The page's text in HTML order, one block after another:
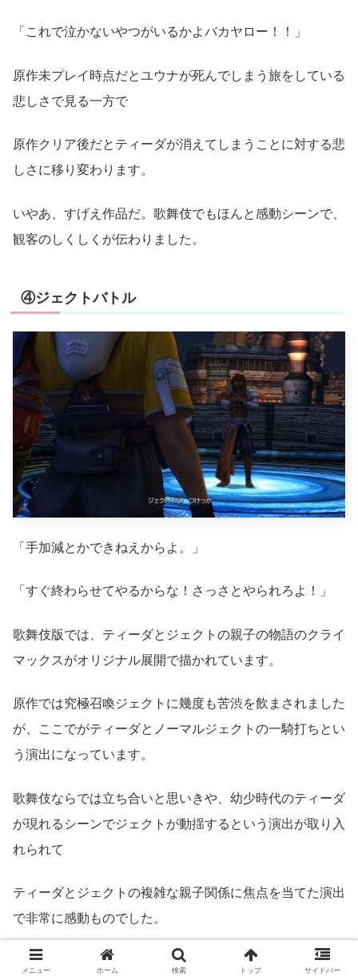
「これで泣かないやつがいるかよバカヤロー！！」
原作未プレイ時点だとユウナが死んでしまう旅をしている
悲しさで見る一方で
原作クリア後だとティーダが消えてしまうことに対する悲
しさに移り変わります。
いやあ、すげえ作品だ。歌舞伎でもほんと感動シーンで、
観客のしくしくが伝わりました。
④ジェクトバトル
「手加減とかできねえからよ。」
「すぐ終わらせてやるからな！さっさとやられろよ！」
歌舞伎版では、ティーダとジェクトの親子の物語のクライ
マックスがオリジナル展開で描かれています。
原作では究極召喚ジェクトに幾度も苦渋を飲まされました
が、ここでがティーダとノーマルジェクトの一騎打ちとい
う演出になっています。
歌舞伎ならでは立ち合いと思いきや、幼少時代のティーダ
が現れるシーンでジェクトが動揺するという演出が取り入
れられて
ティーダとジェクトの複雑な親子関係に焦点を当てた演出
で非常に感動ものでした。
「泣くぞ、すぐ泣くぞ、絶対泣くぞ、ほら泣くぞ」
メニュー ホーム 検索 トップ サイドバー